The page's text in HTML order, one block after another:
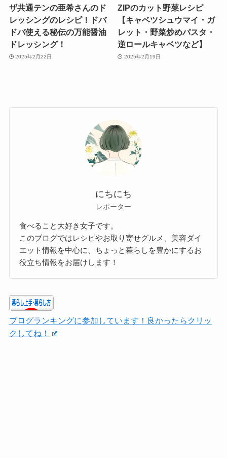
ザ共通テンの亜希さんのド
レッシングのレシピ！ドバ
ドバ使える秘伝の万能醤油
ドレッシング！
2025年2月22日
ZIPのカット野菜レシピ
【キャベツシュウマイ・ガ
レット・野菜炒めパスタ・
逆ロールキャベツなど】
2025年2月19日
にちにち
レポーター
食べること大好き女子です。
このブログではレシピやお取り寄せグルメ、美容ダイ
エット情報を中心に、ちょっと暮らしを豊かにするお
役立ち情報をお届けします！
ブログランキングに参加しています！良かったらクリッ
クしてね！